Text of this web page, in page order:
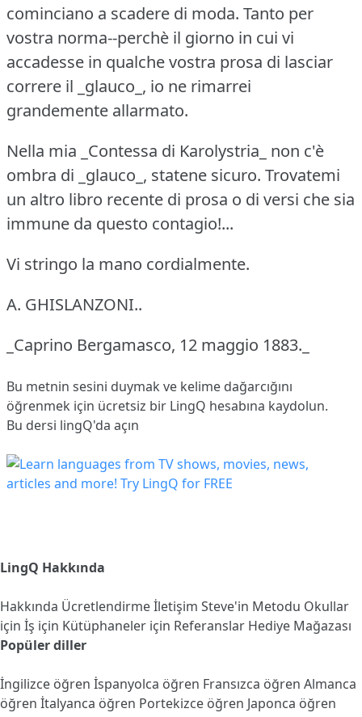
cominciano a scadere di moda. Tanto per
vostra norma--perchè il giorno in cui vi
accadesse in qualche vostra prosa di lasciar
correre il _glauco_, io ne rimarrei
grandemente allarmato.
Nella mia _Contessa di Karolystria_ non c'è
ombra di _glauco_, statene sicuro. Trovatemi
un altro libro recente di prosa o di versi che sia
immune da questo contagio!...
Vi stringo la mano cordialmente.
A. GHISLANZONI..
_Caprino Bergamasco, 12 maggio 1883._
Bu metnin sesini duymak ve kelime dağarcığını
öğrenmek için ücretsiz bir LingQ hesabına kaydolun.
Bu dersi lingQ'da açın
LingQ Hakkında
Hakkında Ücretlendirmeİletişim Steve'in Metodu Okullar
için İş için Kütüphaneler için Referanslar Hediye Mağazası
Popüler diller
İngilizce öğren İspanyolca öğren Fransızca öğren Almanca
öğren İtalyanca öğren Portekizce öğren Japonca öğren